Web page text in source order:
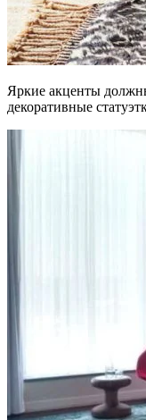
Яркие акценты
декоративные